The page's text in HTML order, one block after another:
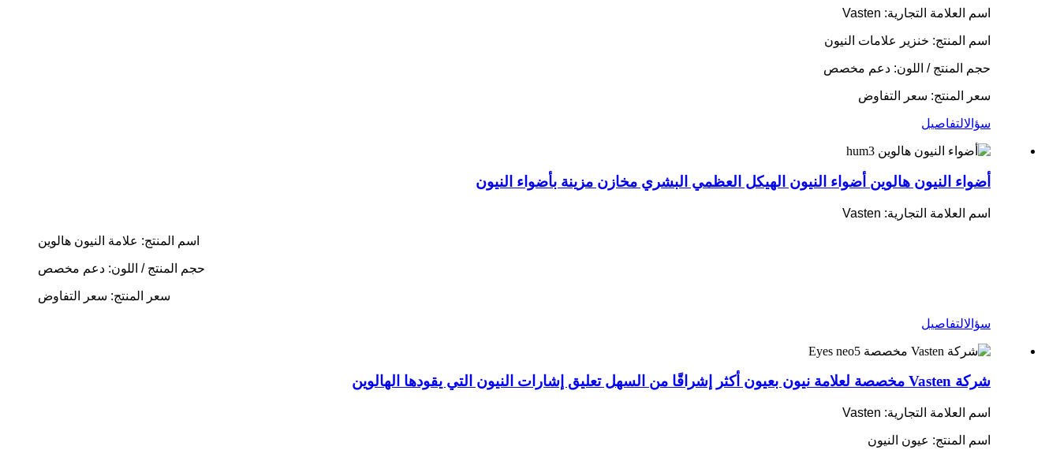
اسم العلامة التجارية: Vasten
اسم المنتج: خنزير علامات النيون
حجم المنتج / اللون: دعم مخصص
سعر المنتج: سعر التفاوض
سؤالالتفاصيل
أضواء النيون هالوين أضواء النيون الهيكل العظمي البشري مخازن مزينة بأضواء النيون
اسم العلامة التجارية: Vasten
اسم المنتج: علامة النيون هالوين
حجم المنتج / اللون: دعم مخصص
سعر المنتج: سعر التفاوض
سؤالالتفاصيل
شركة Vasten مخصصة لعلامة نيون بعيون أكثر إشراقًا من السهل تعليق إشارات النيون التي يقودها الهالوين
اسم العلامة التجارية: Vasten
اسم المنتج: عيون النيون